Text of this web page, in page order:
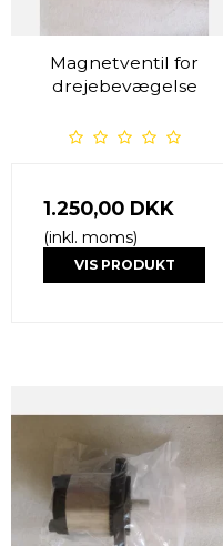
Magnetventil for
drejebevægelse
1.250,00 DKK
(inkl. moms)
VIS PRODUKT